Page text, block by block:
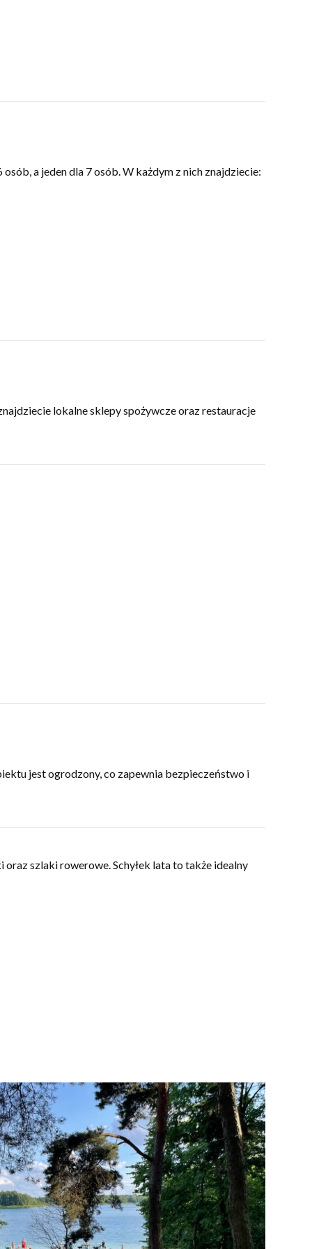
a jeden dla 7 osób. W każdym z nich znajdziecie:
lokalne sklepy spożywcze oraz restauracje
jest ogrodzony, co zapewnia bezpieczeństwo i
szlaki rowerowe. Schyłek lata to także idealny